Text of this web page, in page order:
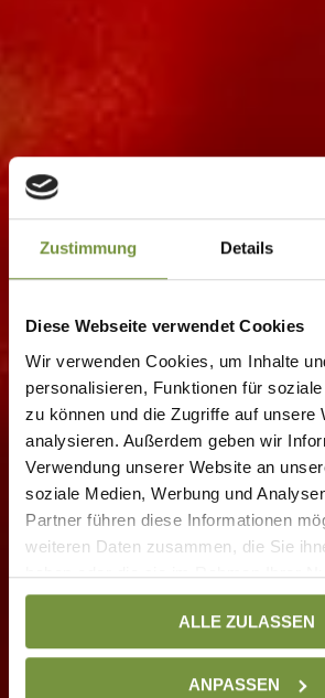
Zustimmung Details
Diese Webseite verwendet Cookies
Wir verwenden Cookies, um Inhalte
personalisieren, Funktionen für
zu können und die Zugriffe auf unsere
analysieren. Außerdem geben wir
Verwendung unserer Website an
soziale Medien, Werbung und
Partner führen diese Informationen
weiteren Daten zusammen, die Sie
haben oder die sie im Rahmen Ihrer
gesammelt haben. Weitere
DatenschutzseiteALLE ZULASSEN
ANPASSEN